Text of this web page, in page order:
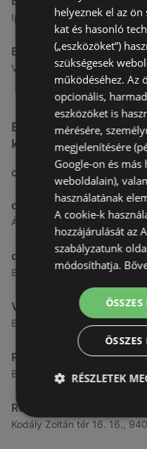
Ipar Körút 30, 9400 Sopron
Benu Gyógyszertárak
Vasút Sor 1, 9432 Fertőd
Egyéb Kozmetikumok
közelben
CÍM
dm
Ágfalvi út 4, 9400, 9400
dm
Besenyő u. 23, 9400 Sopron
Vianni
Bánfalvi út 14., 9400 Sopron
Rossmann
Bánfalvi út 6-8., 9400
Rossmann
Kodály Zoltán tér 16. 16.,
helyeznek el az
kat és hasonló
(„eszközöket”)
szükségesek
működéséhez. Az
opcionális,
eszközöket is
mérésére,
megjelenítésére
Google-on és
weboldalain),
használatának
A cookie-k
hozzájárulását az
szabályzatunk
módosíthatja.
RÉSZLETEK